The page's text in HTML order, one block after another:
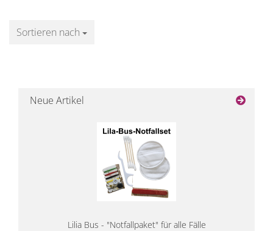
Sortieren nach
Sortieren nach
Neue Artikel
Lilia Bus - "Notfallpaket" für alle Fälle